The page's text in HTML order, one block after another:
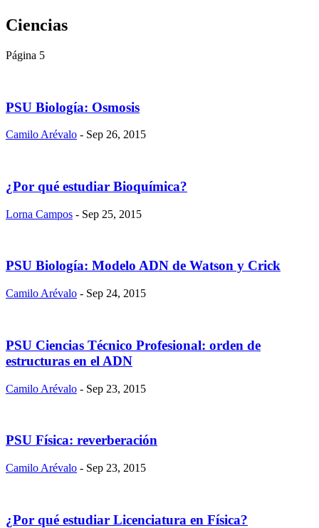
Ciencias
Página 5
PSU Biología: Osmosis
Camilo Arévalo - Sep 26, 2015
¿Por qué estudiar Bioquímica?
Lorna Campos - Sep 25, 2015
PSU Biología: Modelo ADN de Watson y Crick
Camilo Arévalo - Sep 24, 2015
PSU Ciencias Técnico Profesional: orden de
estructuras en el ADN
Camilo Arévalo - Sep 23, 2015
PSU Física: reverberación
Camilo Arévalo - Sep 23, 2015
¿Por qué estudiar Licenciatura en Física?